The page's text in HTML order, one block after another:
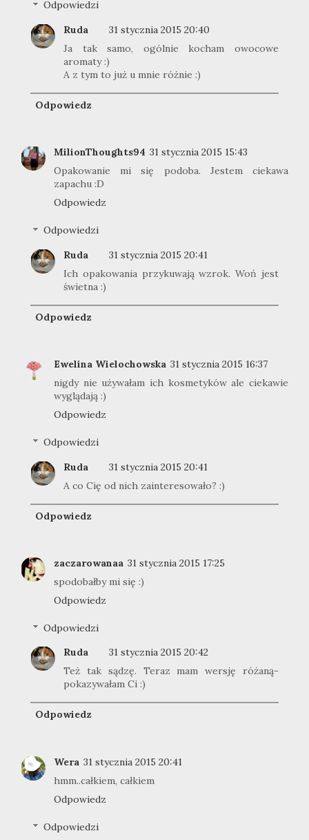
Odpowiedzi
Ruda
31 stycznia 2015 20:40
Ja tak samo, ogólnie kocham owocowe
aromaty :)
A z tym to już u mnie różnie :)
Odpowiedz
MilionThoughts94 31 stycznia 2015 15:43
Opakowanie mi się podoba. Jestem ciekawa
zapachu :D
Odpowiedz
Odpowiedzi
Ruda
31 stycznia 2015 20:41
Ich opakowania przykuwają wzrok. Woń jest
świetna :)
Odpowiedz
Ewelina Wielochowska 31 stycznia 2015 16:37
nigdy nie używałam ich kosmetyków ale ciekawie
wyglądają :)
Odpowiedz
Odpowiedzi
Ruda
31 stycznia 2015 20:41
A co Cię od nich zainteresowało? :)
Odpowiedz
zaczarowanaa 31 stycznia 2015 17:25
spodobałby mi się :)
Odpowiedz
Odpowiedzi
Ruda
31 stycznia 2015 20:42
Też tak sądzę. Teraz mam wersję różaną-
pokazywałam Ci :)
Odpowiedz
Wera 31 stycznia 2015 20:41
hmm..całkiem, całkiem
Odpowiedz
Odpowiedzi